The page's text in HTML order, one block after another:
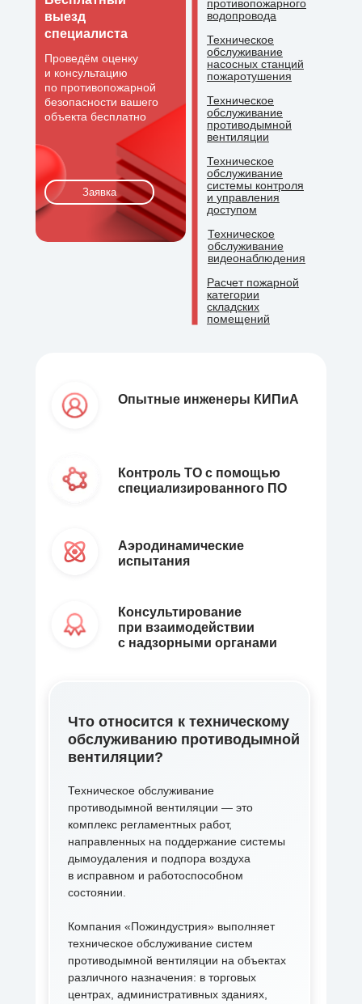
Что относится к техническому
обслуживанию противодымной
вентиляции?
Техническое обслуживание
противодымной вентиляции — это
комплекс регламентных работ,
направленных на поддержание системы
дымоудаления и подпора воздуха
в исправном и работоспособном
состоянии.
Компания «Пожиндустрия» выполняет
техническое обслуживание систем
противодымной вентиляции на объектах
различного назначения: в торговых
центрах, административных зданиях,
Опытные инженеры КИПиА
Контроль ТО с помощью
специализированного ПО
Аэродинамические
испытания
Консультирование
при взаимодействии
с надзорными органами
Расчет пожарной
категории
складских
помещений
Техническое
обслуживание
системы контроля
и управления
доступом
Техническое
обслуживание
видеонаблюдения
Техническое
обслуживание
противодымной
вентиляции
Техническое
обслуживание
насосных станций
пожаротушения
противопожарного
водопровода
выезд
специалиста
Проведём оценку
и консультацию
по противопожарной
безопасности вашего
объекта бесплатно
Заявка